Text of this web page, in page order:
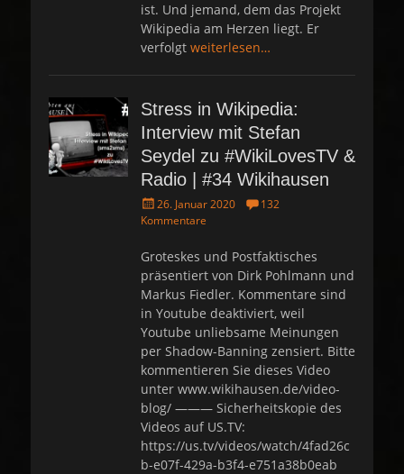
ist. Und jemand, dem das Projekt
Wikipedia am Herzen liegt. Er
verfolgt weiterlesen…
Stress in Wikipedia:
Interview mit Stefan
Seydel zu #WikiLovesTV &
Radio | #34 Wikihausen
P
o
t
d
o
n
26. Januar 2020
132
Kommentare
Groteskes und Postfaktisches
präsentiert von Dirk Pohlmann und
Markus Fiedler. Kommentare sind
in Youtube deaktiviert, weil
Youtube unliebsame Meinungen
per Shadow-Banning zensiert. Bitte
kommentieren Sie dieses Video
unter www.wikihausen.de/video-
blog/ ——— Sicherheitskopie des
Videos auf US.TV:
https://us.tv/videos/watch/4fad26c
b-e07f-429a-b3f4-e751a38b0eab